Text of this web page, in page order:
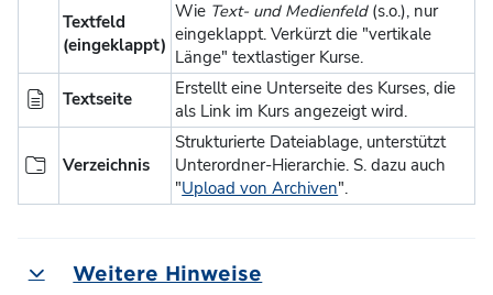
Textfeld
(eingeklappt)
Wie Text- und Medienfeld(s.o.), nur
eingeklappt. Verkürzt die "vertikale
Länge" textlastiger Kurse.
Textseite
Erstellt eine Unterseite des Kurses, die
als Link im Kurs angezeigt wird.
Verzeichnis
Strukturierte Dateiablage, unterstützt
Unterordner-Hierarchie. S. dazu auch
"Upload von Archiven".
EinklappenWeitere Hinweise